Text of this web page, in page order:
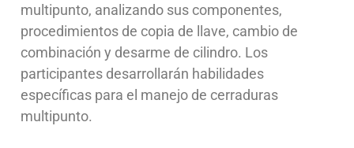
multipunto, analizando sus componentes,
procedimientos de copia de llave, cambio de
combinación y desarme de cilindro. Los
participantes desarrollarán habilidades
específicas para el manejo de cerraduras
multipunto.